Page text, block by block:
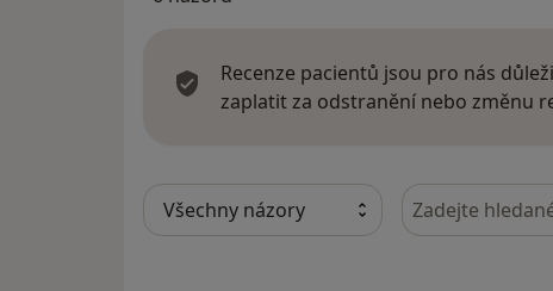
Recenze pacientů jsou pro nás
zaplatit za odstranění nebo změnu
Hledejte v